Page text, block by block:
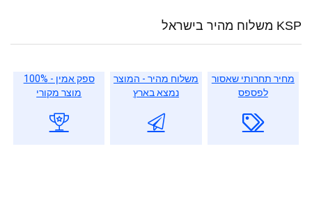
KSP משלוח מהיר בישראל
מחיר תחרותי שאסור
לפספס
משלוח מהיר - המוצר
נמצא בארץ
ספק אמין - 100%
מוצר מקורי